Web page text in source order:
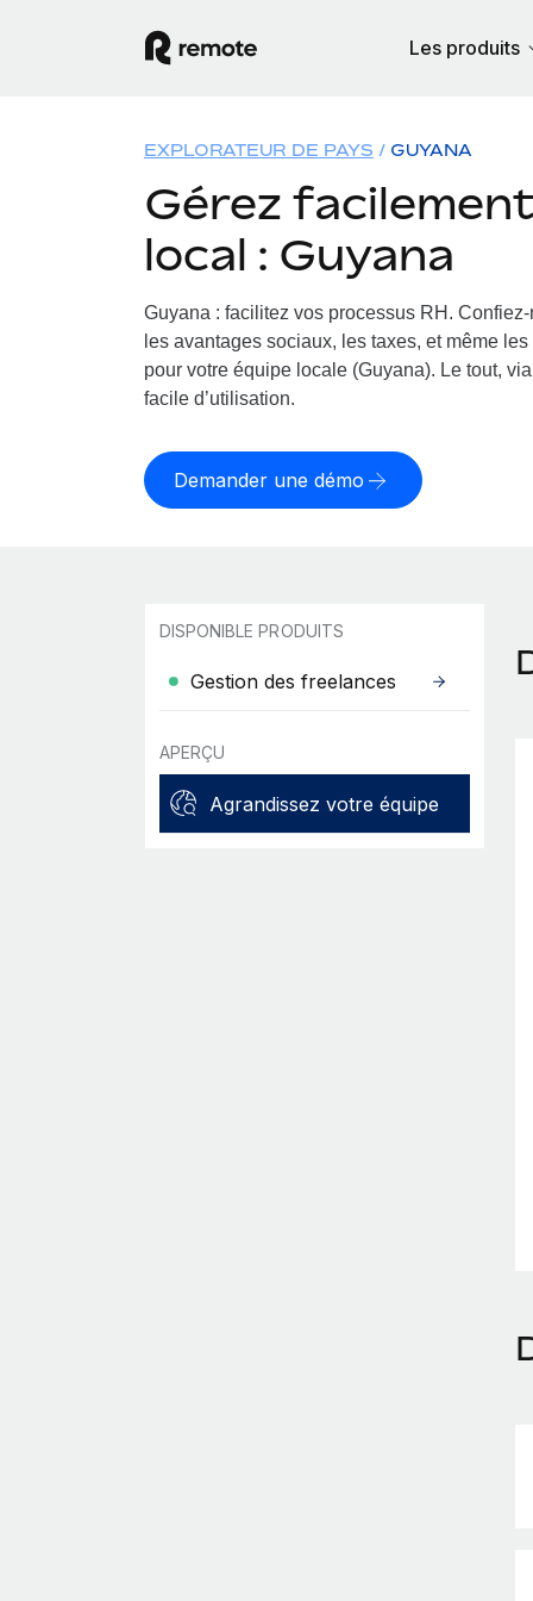
Les produits
EXPLORATEUR DE PAYS GUYANA
Gérez facilement
local : Guyana
Guyana : facilitez vos processus RH.
les avantages sociaux, les taxes, et même les
pour votre équipe locale (Guyana). Le tout,
facile d’utilisation.
Demander une démo
DISPONIBLE PRODUITS
Gestion des freelances
APERÇU
Agrandissez votre équipe